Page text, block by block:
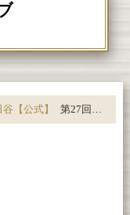
【公式】 第27回 元気で長生き講座（2014年2月号）